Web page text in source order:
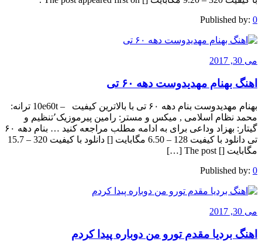
Published by: 0
می 30, 2017
اهنگ بهنام مهدیدوست دهه ۶۰ تی
بهنام مهدیدوست بنام دهه ۶۰ تی با بالاترین کیفیت – 10e60t ترانه:
محمد نظام اسلامی , میکس و مستر: رامین پیرموزیک٬تنظیم و
گیتار: بهزاد وداعی برای به ادامه مطلب مراجعه کنید … بنام دهه ۶۰
تی دانلود با کیفیت 128 – 6.50 مگابایت [] دانلود با کیفیت 320 – 15.7
مگابایت [] The post […]
Published by: 0
می 30, 2017
اهنگ بردیا مقدم تورو من دوباره پیدا کردم